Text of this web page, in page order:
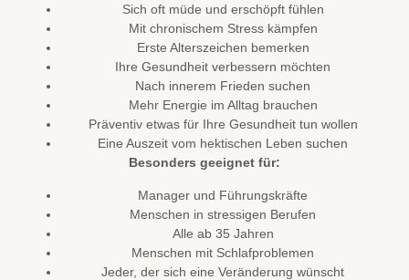
Sich oft müde und erschöpft fühlen
Mit chronischem Stress kämpfen
Erste Alterszeichen bemerken
Ihre Gesundheit verbessern möchten
Nach innerem Frieden suchen
Mehr Energie im Alltag brauchen
Präventiv etwas für Ihre Gesundheit tun wollen
Eine Auszeit vom hektischen Leben suchen
Besonders geeignet für:
Manager und Führungskräfte
Menschen in stressigen Berufen
Alle ab 35 Jahren
Menschen mit Schlafproblemen
Jeder, der sich eine Veränderung wünscht